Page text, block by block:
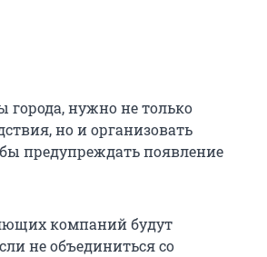
нужно не только
но и организовать
предупреждать появление
компаний будут
не объединиться со